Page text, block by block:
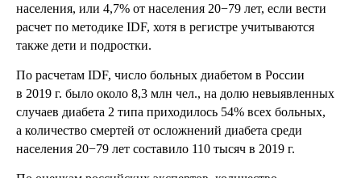
населения, или 4,7% от населения 20−79 лет, если вести
расчет по методике IDF, хотя в регистре учитываются
также дети и подростки.
По расчетам IDF, число больных диабетом в России
в 2019 г. было около 8,3 млн чел., на долю невыявленных
случаев диабета 2 типа приходилось 54% всех больных,
а количество смертей от осложнений диабета среди
населения 20−79 лет составило 110 тысяч в 2019 г.